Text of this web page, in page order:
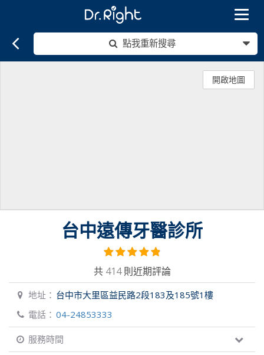
Toggle
點我重新搜尋
開啟地圖
台中遠傳牙醫診所
共 414則近期評論
地址： 台中市大里區益民路2段183及185號1樓
電話： 04-24853333
服務時間